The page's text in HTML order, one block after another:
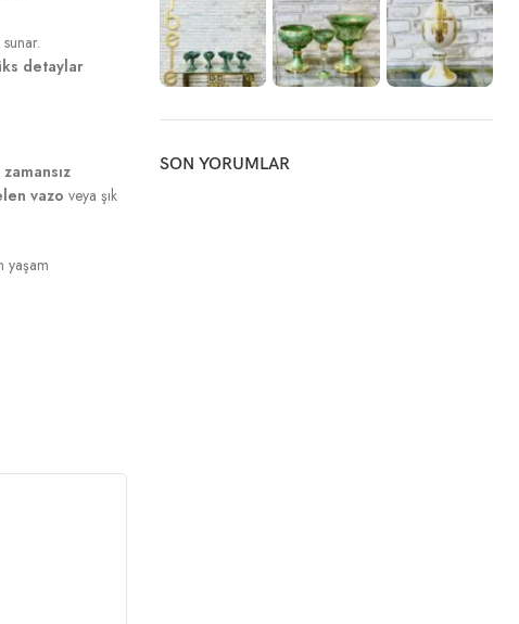
detaylar
zamansız
vazo veya şık
yaşam
SON YORUMLAR